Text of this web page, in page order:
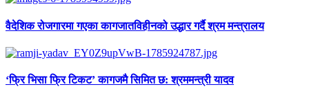
वैदेशिक रोजगारमा गएका कागजातविहीनको उद्धार गर्दै श्रम मन्त्रालय
‘फ्रि भिसा फ्रि टिकट’ कागजमै सिमित छ: श्रममन्त्री यादव